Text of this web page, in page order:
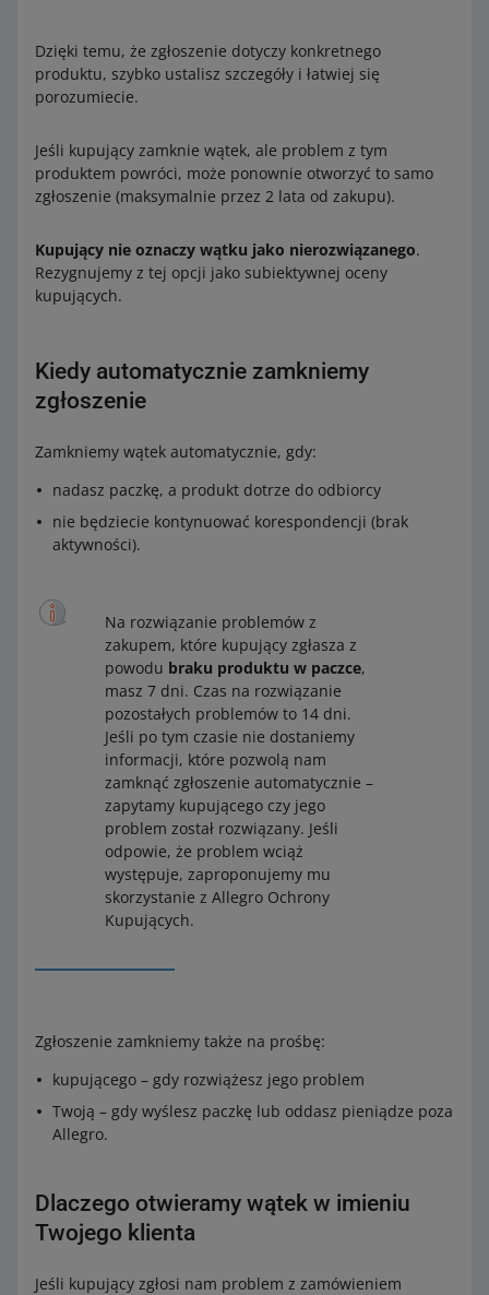
Dzięki temu, że zgłoszenie dotyczy konkretnego
produktu, szybko ustalisz szczegóły i łatwiej się
porozumiecie.
Jeśli kupujący zamknie wątek, ale problem z tym
produktem powróci, może ponownie otworzyć to samo
zgłoszenie (maksymalnie przez 2 lata od zakupu).
Kupujący nie oznaczy wątku jako nierozwiązanego.
Rezygnujemy z tej opcji jako subiektywnej oceny
kupujących.
Kiedy automatycznie zamkniemy
zgłoszenie
Zamkniemy wątek automatycznie, gdy:
nadasz paczkę, a produkt dotrze do odbiorcy
nie będziecie kontynuować korespondencji (brak
aktywności).
Na rozwiązanie problemów z
zakupem, które kupujący zgłasza z
powodu braku produktu w paczce,
masz 7 dni. Czas na rozwiązanie
pozostałych problemów to 14 dni.
Jeśli po tym czasie nie dostaniemy
informacji, które pozwolą nam
zamknąć zgłoszenie automatycznie –
zapytamy kupującego czy jego
problem został rozwiązany. Jeśli
odpowie, że problem wciąż
występuje, zaproponujemy mu
skorzystanie z Allegro Ochrony
Kupujących.
Zgłoszenie zamkniemy także na prośbę:
kupującego – gdy rozwiążesz jego problem
Twoją – gdy wyślesz paczkę lub oddasz pieniądze poza
Allegro.
Dlaczego otwieramy wątek w imieniu
Twojego klienta
Jeśli kupujący zgłosi nam problem z zamówieniem